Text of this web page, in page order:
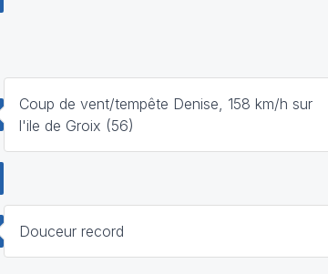
Coup de vent/tempête Denise, 158 km/h sur
l'ile de Groix (56)
Douceur record